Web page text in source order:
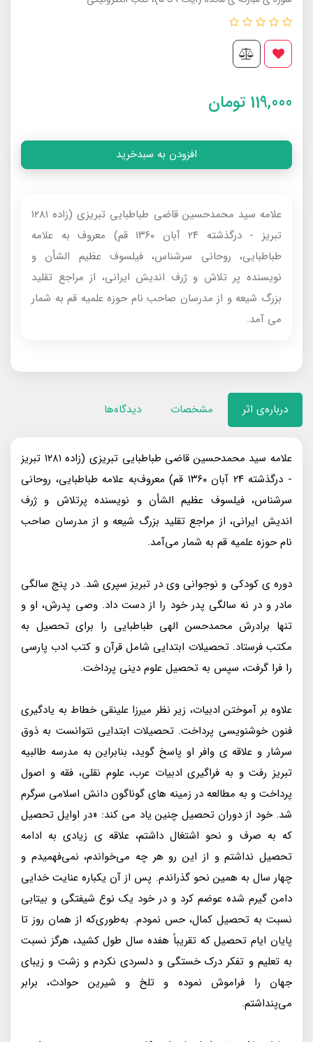
119,000 تومان
افزودن به سبدخرید
علامه سید محمدحسین قاضی طباطبایی تبریزی (زاده ۱۲۸۱
تبریز - درگذشته ۲۴ آبان ۱۳۶۰ قم) معروف به علامه
طباطبایی، روحانی سرشناس، فیلسوف عظیم الشأن و
نویسنده پر تلاش و ژرف اندیش ایرانی، از مراجع تقلید
بزرگ شیعه و از مدرسان صاحب نام حوزه علمیه قم به شمار
می آمد.
درباره‌ی اثر مشخصات دیدگاه‌ها
علامه سید محمدحسین قاضی طباطبایی تبریزی (زاده ۱۲۸۱ تبریز
- درگذشته ۲۴ آبان ۱۳۶۰ قم) معروف‌به علامه طباطبایی، روحانی
سرشناس، فیلسوف عظیم الشأن و نویسنده پرتلاش و ژرف
اندیش ایرانی، از مراجع تقلید بزرگ شیعه و از مدرسان صاحب
نام حوزه علمیه قم به شمار می‌آمد.
دوره ی کودکی و نوجوانی وی در تبریز سپری شد. در پنج سالگی
مادر و در نه سالگی پدر خود را از دست داد. وصی پدرش، او و
تنها برادرش محمدحسن الهی طباطبایی را برای تحصیل به
مکتب فرستاد. تحصیلات ابتدایی شامل قرآن و کتب ادب پارسی
را فرا گرفت، سپس به تحصیل علوم دینی پرداخت.
علاوه بر آموختن ادبیات، زیر نظر میرزا علینقی خطاط به یادگیری
فنون خوشنویسی پرداخت. تحصیلات ابتدایی نتوانست به ذوق
سرشار و علاقه ی وافر او پاسخ گوید، بنابراین به مدرسه طالبیه
تبریز رفت و به فراگیری ادبیات عرب، علوم نقلی، فقه و اصول
پرداخت و به مطالعه در زمینه های گوناگون دانش‌ اسلامی سرگرم
شد. خود از دوران تحصیل چنین یاد می کند: «در اوایل تحصیل
که به صرف و نحو اشتغال داشتم، علاقه ی زیادی به ادامه
تحصیل نداشتم و از این رو هر چه می‌خواندم، نمی‌فهمیدم و
چهار سال به همین نحو گذراندم. پس از آن یکباره عنایت خدایی
دامن گیرم شده عوضم کرد و در خود یک نوع شیفتگی و بیتابی
نسبت به تحصیل کمال، حس نمودم. به‌طوری‌که از همان روز تا
پایان ایام تحصیل که تقریباً هفده سال طول کشید، هرگز نسبت
به تعلیم و تفکر درک خستگی و دلسردی نکردم و زشت و زیبای
جهان را فراموش نموده و تلخ و شیرین حوادث، برابر
می‌پنداشتم.